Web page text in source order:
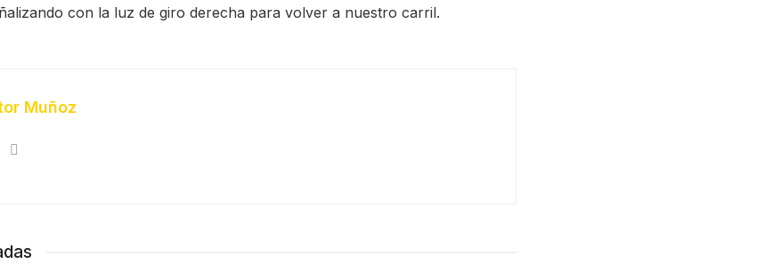
con la luz de giro derecha para volver a nuestro carril.
Muñoz